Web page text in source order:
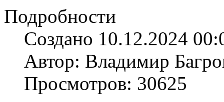
Подробности
Создано 10.12.2024
Автор: Владимир
Просмотров: 30625